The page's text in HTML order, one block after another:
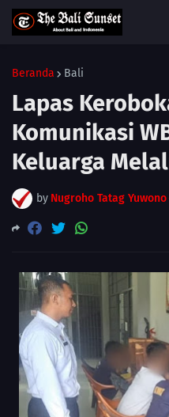
Beranda Bali
Lapas
Komunikasi
Keluarga
by Nugroho Tatag Yuwono